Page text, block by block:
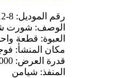
رقم الموديل: SSDKR190812-8
الوصف: شورت
العبوة: قطعة
مكان المنشأ:
قدرة العرض: 10000 قطعة / قطعة في الشهر
المنفذ: شيامن